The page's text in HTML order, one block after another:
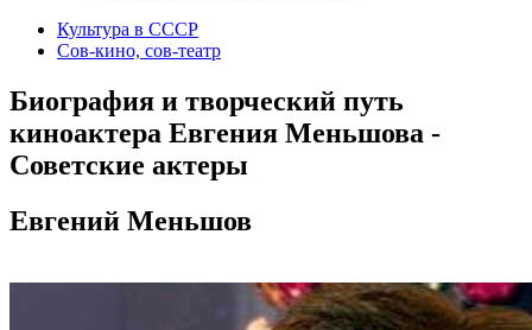
Культура в СССР
Сов-кино, сов-театр
Биография и творческий путь
киноактера Евгения Меньшова -
Советские актеры
Евгений Меньшов